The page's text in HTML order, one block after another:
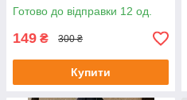
Готово до відправки 12 од.
149 ₴ 300 ₴
Купити